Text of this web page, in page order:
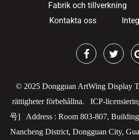
Fabrik och tillverkning
Kontakta oss
© 2025 Dongguan ArtWing Display
rättigheter förbehållna. ICP-
号] Address : Room 803-807,
Nancheng District, Dongguan City,